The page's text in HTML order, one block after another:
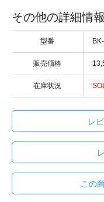
その他の詳細情報
型番
販売価格
在庫状況
レ
この